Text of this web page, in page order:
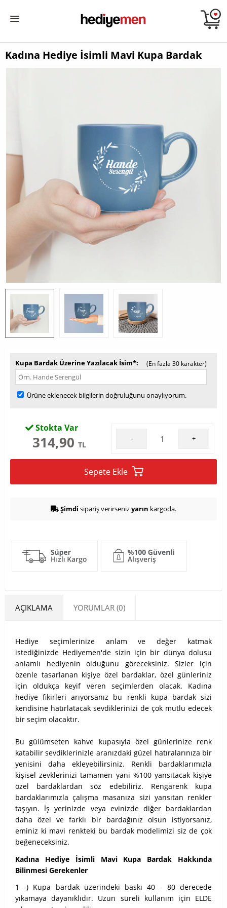
Kadına Hediye İsimli Mavi Kupa Bardak
Kupa Bardak Üzerine Yazılacak İsim* (En fazla 30 karakter)
Ürüne eklenecek bilgilerin doğruluğunu onaylıyorum.
Stokta Var
314,90 TL
- +
Sepete Ekle
Şimdi sipariş verirsenizyarın kargoda.
AÇIKLAMA YORUMLAR (0)
Hediye seçimlerinize anlam ve değer katmak
istediğinizde Hediyemen'de sizin için bir dünya dolusu
anlamlı hediyenin olduğunu göreceksiniz. Sizler için
özenle tasarlanan kişiye özel bardaklar, özel günleriniz
için oldukça keyif veren seçimlerden olacak. Kadına
hediye fikirleri arıyorsanız bu renkli kupa bardak sizi
kendisine hatırlatacak sevdiklerinizi de çok mutlu edecek
bir seçim olacaktır.
Bu gülümseten kahve kupasıyla özel günlerinize renk
katabilir sevdiklerinizle aranızdaki güzel hatıralarınıza bir
yenisini daha ekleyebilirsiniz. Renkli bardaklarımızla
kişisel zevklerinizi tamamen yani %100 yansıtacak kişiye
özel bardaklardan söz edebiliriz. Rengarenk kupa
bardaklarımızla çalışma masanıza sizi yansıtan renkler
taşıyın. İş yerinizde veya evinizde diğer bardaklardan
daha özel ve farklı bir bardağınız olsun istiyorsanız,
eminiz ki mavi renkteki bu bardak modelimizi siz de çok
beğeneceksiniz.
Kadına Hediye İsimli Mavi Kupa Bardak Hakkında
Bilinmesi Gerekenler
1 -) Kupa bardak üzerindeki baskı 40 - 80 derecede
yıkamaya dayanıklıdır. Uzun süreli kullanım için ELDE